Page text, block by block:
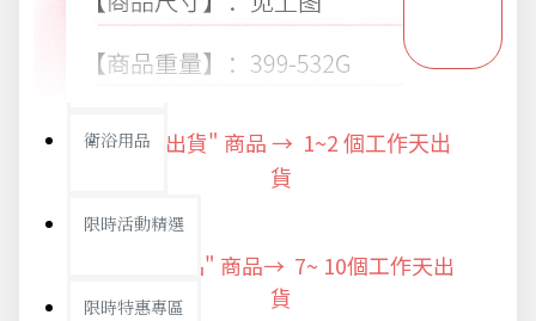
節慶熱賣
衛浴用品
限時活動精選
限時特惠專區
"快速出貨" 商品 → 1~2 個工作天出
貨
"預購商品" 商品→ 7~ 10個工作天出
貨